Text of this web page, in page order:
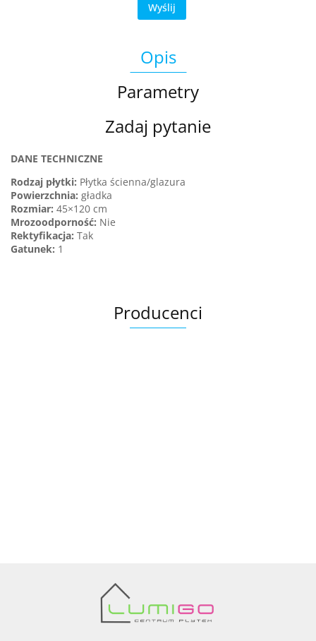
Wyślij
Opis
Parametry
Zadaj pytanie
DANE TECHNICZNE
Rodzaj płytki: Płytka ścienna/glazura
Powierzchnia: gładka
Rozmiar: 45×120 cm
Mrozoodporność: Nie
Rektyfikacja: Tak
Gatunek: 1
Producenci
Barwolf